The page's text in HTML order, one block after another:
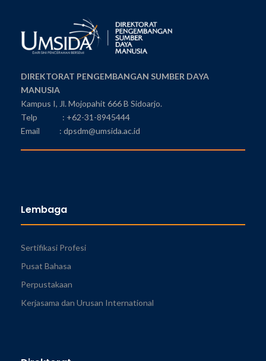
DIREKTORAT PENGEMBANGAN SUMBER DAYA
MANUSIA
Kampus I, Jl. Mojopahit 666 B Sidoarjo.
Telp : +62-31-8945444
Email : dpsdm@umsida.ac.id
Lembaga
Sertifikasi Profesi
Pusat Bahasa
Perpustakaan
Kerjasama dan Urusan International